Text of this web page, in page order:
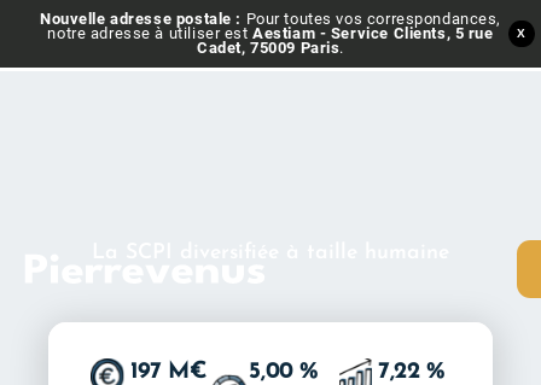
X
Nouvelle adresse postale : Pour toutes vos correspondances,
notre adresse à utiliser estAestiam - Service Clients, 5 rue
Cadet, 75009 Paris.
197 M€ 5,00 % 7,22 %